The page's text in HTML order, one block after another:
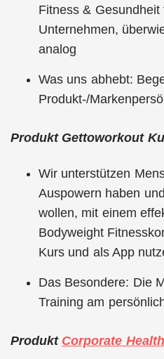
Fitness &
Unternehmen,
analog
Was uns abhebt:
Produkt-/
Produkt Gettoworkout
Wir unterstützen
Auspowern haben
wollen, mit einem
Bodyweight
Kurs und als App
Das Besondere: Die
Training am
Produkt Corporate